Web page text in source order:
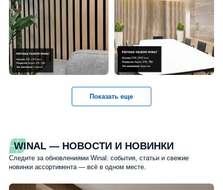
Показать еще
WINAL — НОВОСТИ И НОВИНКИ
Следите за обновлениями Winal: события, статьи и свежие
новинки ассортимента — всё в одном месте.